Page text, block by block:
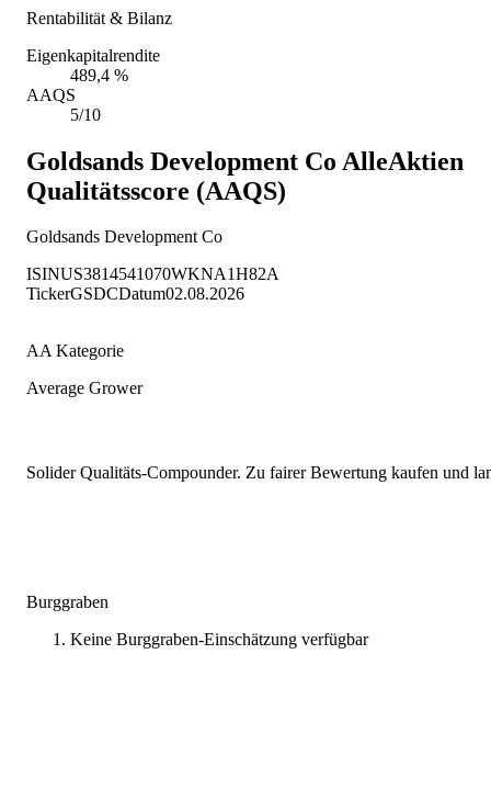
Rentabilität & Bilanz
Eigenkapitalrendite
489,4 %
AAQS
5/10
Goldsands Development Co AlleAktien
Qualitätsscore (AAQS)
Goldsands Development Co
ISINUS3814541070WKNA1H82A
TickerGSDCDatum02.08.2026
AA Kategorie
Average Grower
Solider Qualitäts-Compounder. Zu fairer Bewertung kaufen und
Burggraben
Keine Burggraben-Einschätzung verfügbar